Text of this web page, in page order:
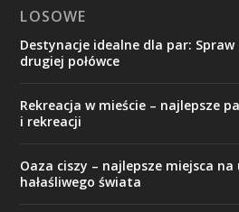
LOSOWE
Destynacje idealne dla par:
drugiej połówce
Rekreacja w mieście – najlepsze
i rekreacji
Oaza ciszy – najlepsze miejsca na
hałaśliwego świata